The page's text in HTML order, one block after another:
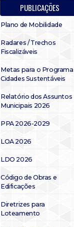
PUBLICAÇÕES
Plano de Mobilidade
Radares / Trechos
Fiscalizáveis
Metas para o Programa
Cidades Sustentáveis
Relatório dos Assuntos
Municipais 2026
PPA 2026-2029
LOA 2026
LDO 2026
Código de Obras e
Edificações
Diretrizes para
Loteamento